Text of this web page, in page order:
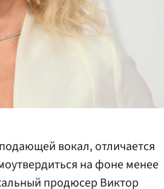
вокал, отличается
на фоне менее
продюсер Виктор